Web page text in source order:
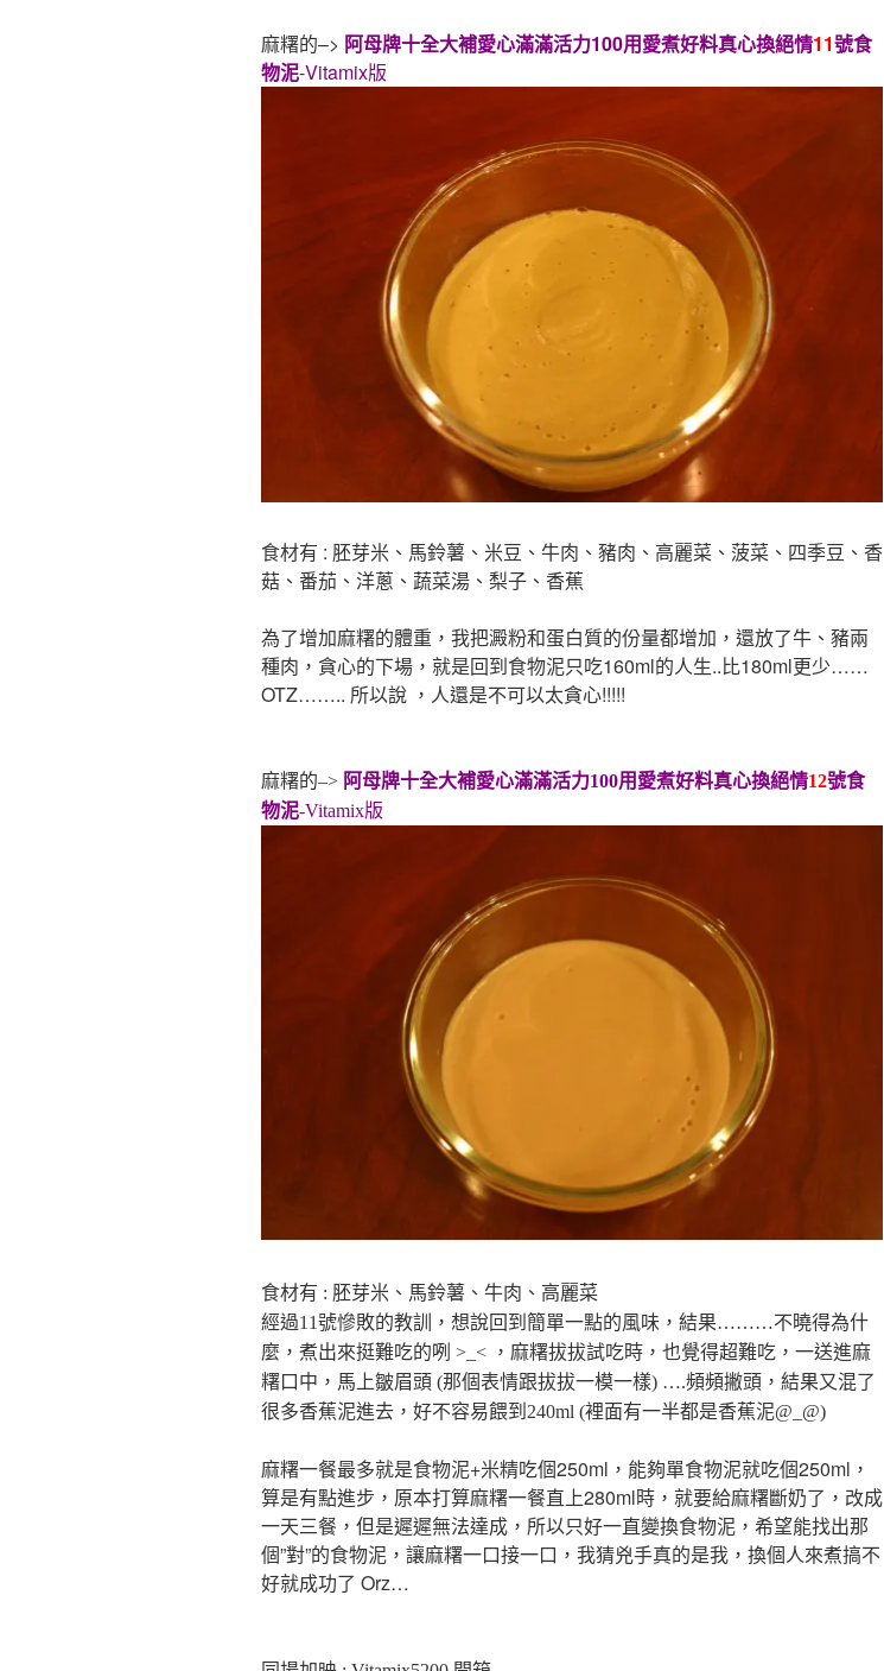
麻糬的–> 阿母牌十全大補愛心滿滿活力100用愛煮好料真心換絕情11號食
物泥-Vitamix版
食材有 : 胚芽米、馬鈴薯、米豆、牛肉、豬肉、高麗菜、菠菜、四季豆、香
菇、番茄、洋蔥、蔬菜湯、梨子、香蕉
為了增加麻糬的體重，我把澱粉和蛋白質的份量都增加，還放了牛、豬兩
種肉，貪心的下場，就是回到食物泥只吃160ml的人生..比180ml更少……
OTZ…….. 所以說 ，人還是不可以太貪心!!!!!
麻糬的–> 阿母牌十全大補愛心滿滿活力100用愛煮好料真心換絕情12號食
物泥-Vitamix版
食材有 : 胚芽米、馬鈴薯、牛肉、高麗菜
經過11號慘敗的教訓，想說回到簡單一點的風味，結果………不曉得為什
麼，煮出來挺難吃的咧 >_< ，麻糬拔拔試吃時，也覺得超難吃，一送進麻
糬口中，馬上皺眉頭 (那個表情跟拔拔一模一樣) ….頻頻撇頭，結果又混了
很多香蕉泥進去，好不容易餵到240ml (裡面有一半都是香蕉泥@_@)
麻糬一餐最多就是食物泥+米精吃個250ml，能夠單食物泥就吃個250ml，
算是有點進步，原本打算麻糬一餐直上280ml時，就要給麻糬斷奶了，改成
一天三餐，但是遲遲無法達成，所以只好一直變換食物泥，希望能找出那
個”對”的食物泥，讓麻糬一口接一口，我猜兇手真的是我，換個人來煮搞不
好就成功了 Orz…